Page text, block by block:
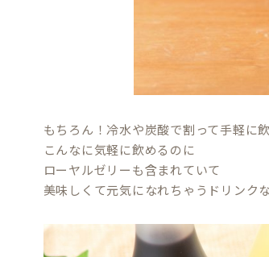
もちろん！冷水や炭酸で割って手軽に
こんなに気軽に飲めるのに
ローヤルゼリーも含まれていて
美味しくて元気になれちゃうドリンク